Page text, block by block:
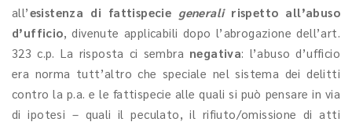
all’esistenza di fattispecie generalirispetto all’abuso
d’ufficio, divenute applicabili dopo l’abrogazione dell’art.
323 c.p. La risposta ci sembra negativa: l’abuso d’ufficio
era norma tutt’altro che speciale nel sistema dei delitti
contro la p.a. e le fattispecie alle quali si può pensare in via
di ipotesi – quali il peculato, il rifiuto/omissione di atti